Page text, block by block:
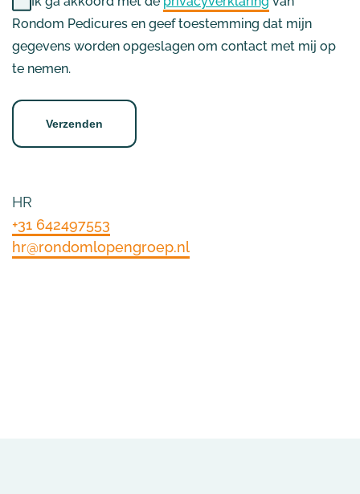
Rondom Pedicures en geef toestemming dat mijn
gegevens worden opgeslagen om contact met mij op
te nemen.
HR
+31 642497553
hr@rondomlopengroep.nl